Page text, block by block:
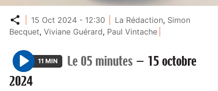
Partager
15 Oct 2024 - 12:30 La Rédaction, Simon
Becquet,Viviane Guérard, Paul Vintache
P
l
11 MIN Le 05 minutes — 15 octobre
2024